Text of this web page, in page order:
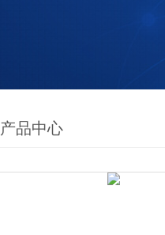
产品中心